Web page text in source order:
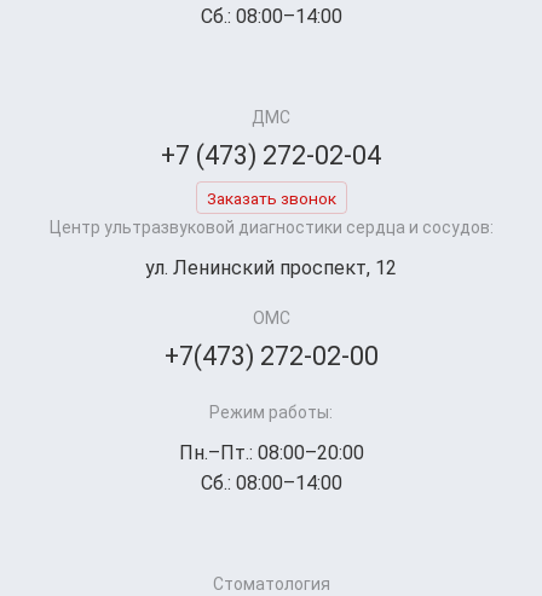
Сб.: 08:00–14:00
ДМС
+7 (473) 272-02-04
Заказать звонок
Центр ультразвуковой диагностики сердца и сосудов:
ул. Ленинский проспект, 12
ОМС
+7(473) 272-02-00
Режим работы:
Пн.–Пт.: 08:00–20:00
Сб.: 08:00–14:00
Стоматология